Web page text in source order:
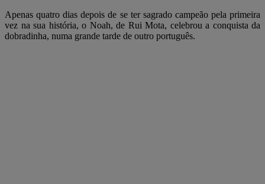
Apenas quatro dias depois de se ter sagrado campeão pela primeira
vez na sua história, o Noah, de Rui Mota, celebrou a conquista da
dobradinha, numa grande tarde de outro português.